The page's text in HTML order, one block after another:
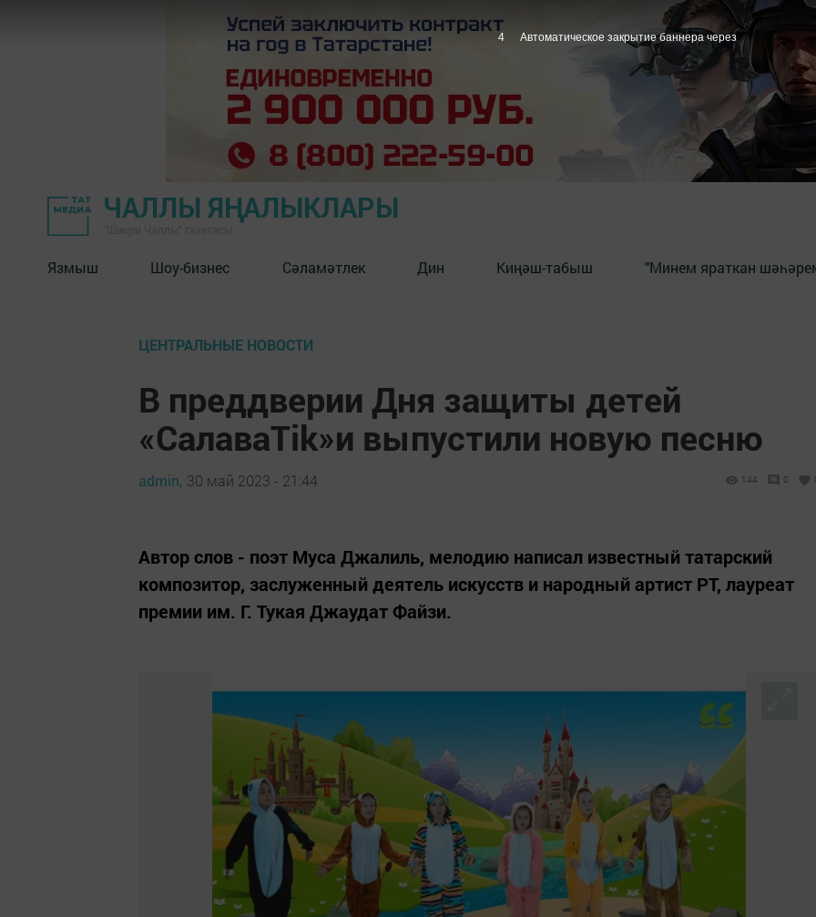
ЧАЛЛЫ ЯҢАЛЫКЛАРЫ
Язмыш Шоу-бизнес Сәламәтлек Дин Киңәш-табыш "Минем яраткан
ЦЕНТРАЛЬНЫЕ НОВОСТИ
В преддверии Дня защиты детей
«СалаваTik»и выпустили новую песню
admin, 30 май 2023 - 21:44 144 0
Автор слов - поэт Муса Джалиль, мелодию написал известный татарский
композитор, заслуженный деятель искусств и народный артист РТ, лауреат
премии им. Г. Тукая Джаудат Файзи.
3 Автоматическое закрытие баннера через